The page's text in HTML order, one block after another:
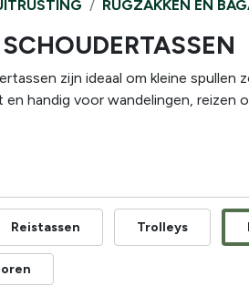
RUGZAKKEN EN
zijn ideaal om kleine
handig voor wandelingen, reizen
Reistassen Trolleys